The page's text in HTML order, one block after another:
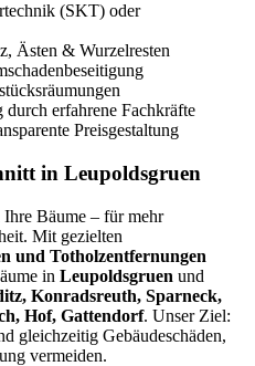
(SKT) oder
Ästen & Wurzelresten
erfahrene Fachkräfte
Preisgestaltung
in Leupoldsgruen
Bäume – für mehr
Mit gezielten
und Totholzentfernungen
in Leupoldsgruen und
Konradsreuth, Sparneck,
Hof, Gattendorf. Unser Ziel:
gleichzeitig Gebäudeschäden,
vermeiden.